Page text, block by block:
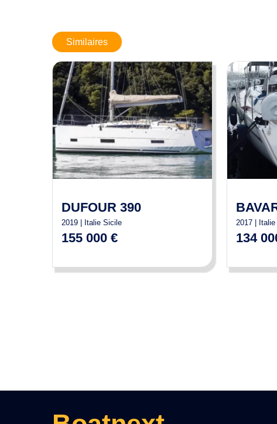
Similaires
DUFOUR 390
2019 | Italie Sicile
155 000 €
2017 | Italie
134